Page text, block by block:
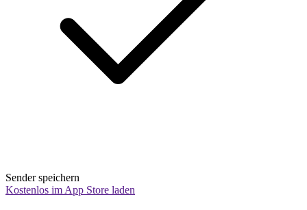
Sender speichern
Kostenlos im App Store laden